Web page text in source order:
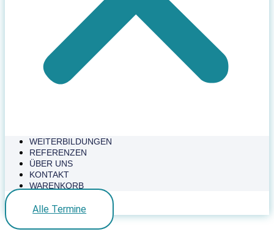
WEITERBILDUNGEN
REFERENZEN
ÜBER UNS
KONTAKT
WARENKORB
Alle Termine